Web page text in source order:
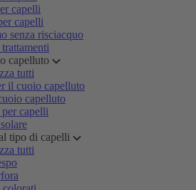
capelli
capelli
senza risciacquo
trattamenti
capelluto
tutti
il cuoio capelluto
capelluto
capelli
tipo di capelli
tutti